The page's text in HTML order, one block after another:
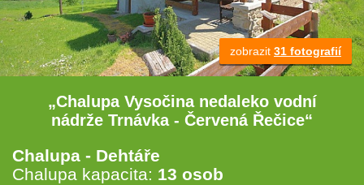
zobrazit 31 fotografií
„Chalupa Vysočina nedaleko vodní
nádrže Trnávka - Červená Řečice“
Chalupa - Dehtáře
Chalupa kapacita: 13 osob